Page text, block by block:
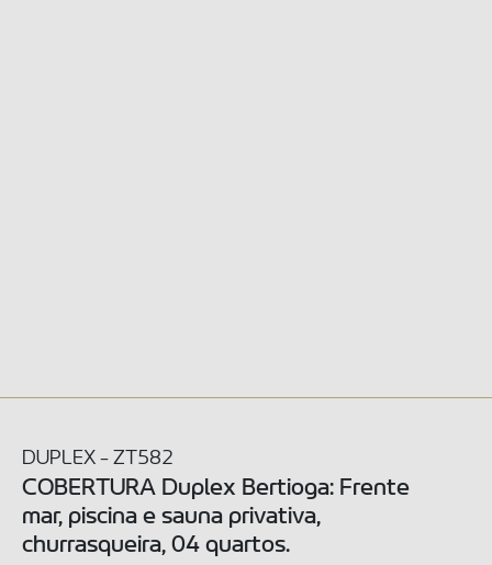
DUPLEX - ZT582
COBERTURA Duplex Bertioga: Frente
mar, piscina e sauna privativa,
churrasqueira, 04 quartos.